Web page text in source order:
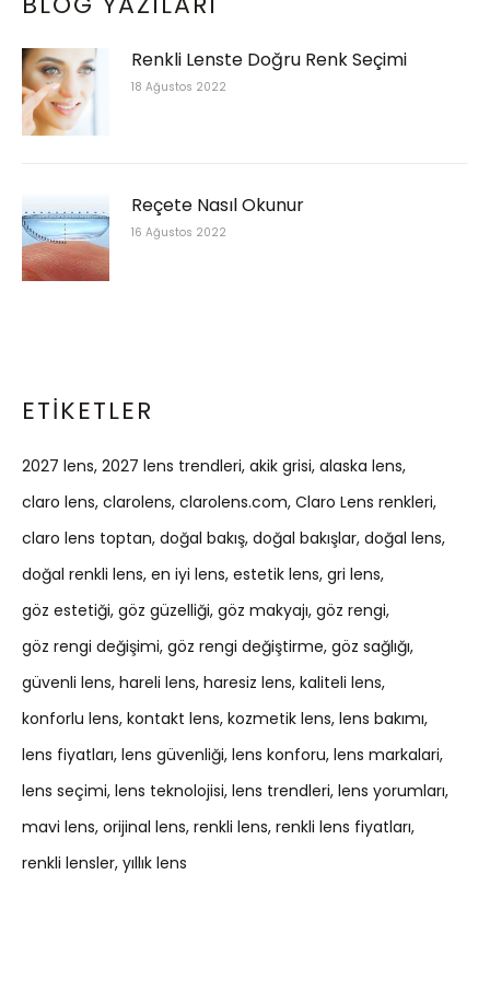
Renkli Lenste Doğru Renk Seçimi
18 Ağustos 2022
Reçete Nasıl Okunur
16 Ağustos 2022
ETIKETLER
2027 lens 2027 lens trendleri akik grisi alaska lens
claro lens clarolens clarolens.com Claro Lens renkleri
claro lens toptan doğal bakış doğal bakışlar doğal lens
doğal renkli lens en iyi lens estetik lens gri lens
göz estetiği göz güzelliği göz makyajı göz rengi
göz rengi değişimi göz rengi değiştirme göz sağlığı
güvenli lens hareli lens haresiz lens kaliteli lens
konforlu lens kontakt lens kozmetik lens lens bakımı
lens fiyatları lens güvenliği lens konforu lens markalari
lens seçimi lens teknolojisi lens trendleri lens yorumları
mavi lens orijinal lens renkli lens renkli lens fiyatları
renkli lensler yıllık lens